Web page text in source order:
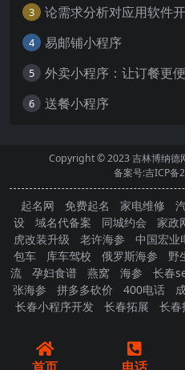
3 论需求分析对应用软件
4 易邮铺小程序
5 外卖小程序：让订餐更
6 送餐小程序
Copyright © 2023吉林博纳德
备案号:吉ICP备
起名网 免费起名 家电维修
设
域名代备案 同城约会 家政
虎改装升级
老许海参 中国宏业
包车
库车驾校 俄罗斯海参 野
流
孕妇食谱 燕窝 海参 长春
张海参
拼多多砍价 400电话
长春小程序开发
长春拓展 长春